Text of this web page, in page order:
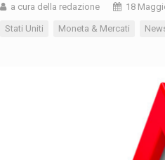
a cura della redazione 18
Stati Uniti Moneta & Mercati